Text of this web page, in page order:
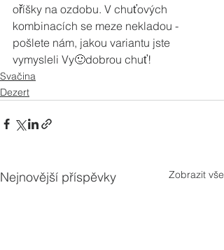
oříšky na ozdobu. V chuťových
kombinacích se meze nekladou -
pošlete nám, jakou variantu jste
vymysleli Vy🙂dobrou chuť!
Svačina
Dezert
Nejnovější příspěvky Zobrazit vše